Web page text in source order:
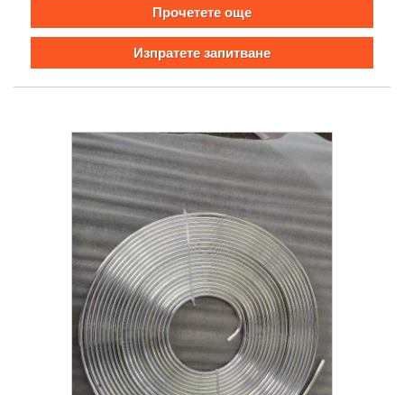
Прочетете още
Изпратете запитване